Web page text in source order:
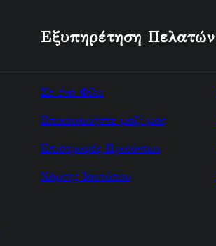
Εξυπηρέτηση Πελατών
Σε ένα Φίλο
Επικοινωνήστε μαζί μας
Επιστροφές Προϊόντων
Χάρτης Ισοτόπου